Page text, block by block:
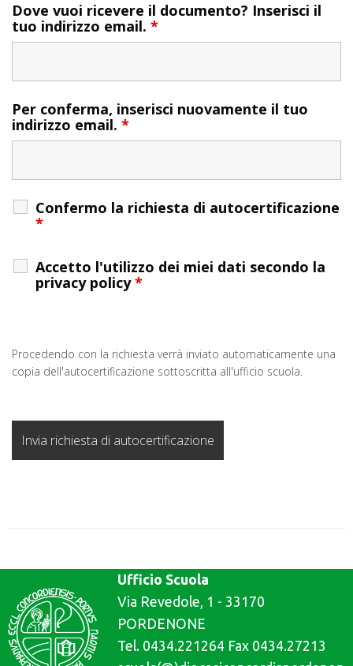
Dove vuoi ricevere il documento? Inserisci il
tuo indirizzo email. *
Per conferma, inserisci nuovamente il tuo
indirizzo email. *
Confermo la richiesta di autocertificazione
*
Accetto l'utilizzo dei miei dati secondo la
privacy policy*
Procedendo con la richiesta verrà inviato automaticamente una
copia dell'autocertificazione sottoscritta all'ufficio scuola.
Ufficio Scuola
Via Revedole, 1 - 33170
PORDENONE
Tel. 0434.221264 Fax 0434.27213